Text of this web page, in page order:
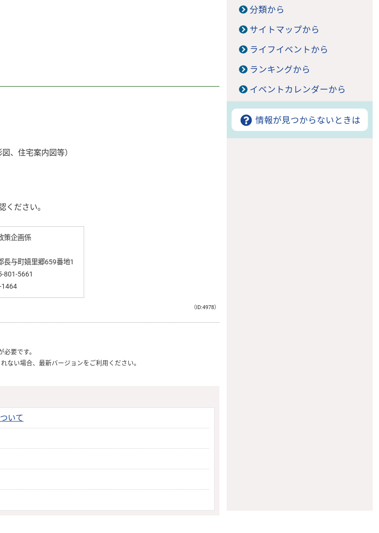
、住宅案内図等）
ください。
企画係
長与町嬉里郷659番地1
801-5661
1464
（ID:4978）
必要です。
ない場合、最新バージョンをご利用ください。
いて
分類から
サイトマップから
ライフイベントから
ランキングから
イベントカレンダーから
情報が見つからないときは